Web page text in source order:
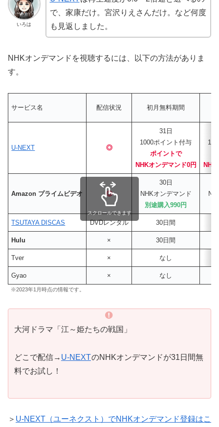
いろは
で、家康だけ。宮沢りえさんだけ。など何度
も見返しました。
NHKオンデマンドを視聴するには、以下の方法がありま
す。
サービス名 配信状況 初月無料期間
U-NEXT ◎
31日
1000ポイント付与
ポイントで
NHKオンデマンド0円
NHK
Amazon プライムビデオ ◎
30日
NHKオンデマンド
別途購入990円
TSUTAYA DISCAS DVDレンタル 30日間
Hulu × 30日間
Tver × なし
Gyao × なし
スクロールできます
※2023年1月時点の情報です。
大河ドラマ「江～姫たちの戦国」
どこで配信→ U-NEXTのNHKオンデマンドが31日間無
料でお試し！
＞ U-NEXT（ユーネクスト）でNHKオンデマンド登録はこ